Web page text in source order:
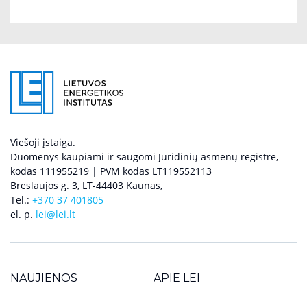
Viešoji įstaiga.
Duomenys kaupiami ir saugomi Juridinių asmenų registre,
kodas 111955219 | PVM kodas LT119552113
Breslaujos g. 3, LT-44403 Kaunas,
Tel.: +370 37 401805
el. p. lei@lei.lt
NAUJIENOS APIE LEI